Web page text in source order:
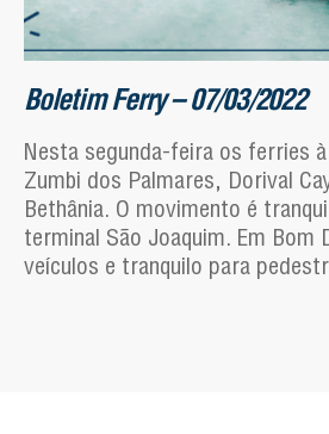
Boletim Ferry – 07/03/2022
Nesta segunda-feira os ferries
Zumbi dos Palmares, Dorival
Bethânia. O movimento é
terminal São Joaquim. Em
veículos e tranquilo para